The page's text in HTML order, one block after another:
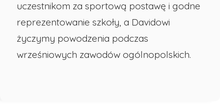
uczestnikom za sportową postawę i godne
reprezentowanie szkoły, a Davidowi
życzymy powodzenia podczas
wrześniowych zawodów ogólnopolskich.